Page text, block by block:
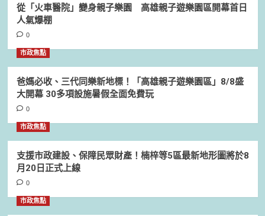
從「火車醫院」變身親子樂園 高雄親子遊樂園區開幕首日
人氣爆棚
0
市政焦點
爸媽必收、三代同樂新地標！「高雄親子遊樂園區」8/8盛
大開幕 30多項設施暑假全面免費玩
0
市政焦點
支援市政建設、保障民眾財產！楠梓等5區最新地形圖將於8
月20日正式上線
0
市政焦點